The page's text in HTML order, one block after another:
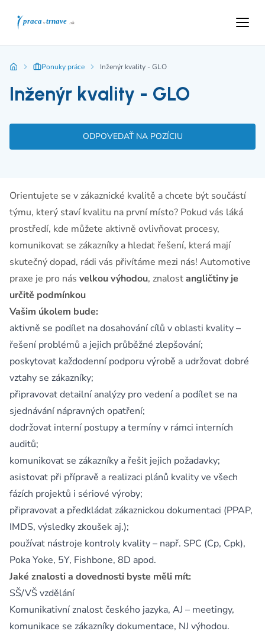
Ponuky práce Inženýr kvality - GLO
Inženýr kvality - GLO
ODPOVEDAŤ NA POZÍCIU
Orientujete se v zákaznické kvalitě a chcete být součástí
týmu, který staví kvalitu na první místo? Pokud vás láká
prostředí, kde můžete aktivně ovlivňovat procesy,
komunikovat se zákazníky a hledat řešení, která mají
skutečný dopad, rádi vás přivítáme mezi nás! Automotive
praxe je pro nás velkou výhodou, znalostangličtiny je
určitě podmínkou
Vašim úkolem bude:
aktivně se podílet na dosahování cílů v oblasti kvality –
řešení problémů a jejich průběžné zlepšování;
poskytovat každodenní podporu výrobě a udržovat dobré
vztahy se zákazníky;
připravovat detailní analýzy pro vedení a podílet se na
sjednávání nápravných opatření;
dodržovat interní postupy a termíny v rámci interních
auditů;
komunikovat se zákazníky a řešit jejich požadavky;
asistovat při přípravě a realizaci plánů kvality ve všech
fázích projektů i sériové výroby;
připravovat a předkládat zákaznickou dokumentaci (PPAP,
IMDS, výsledky zkoušek aj.);
používat nástroje kontroly kvality – např. SPC (Cp, Cpk),
Poka Yoke, 5Y, Fishbone, 8D apod.
Jaké znalosti a dovednosti byste měli mít:
SŠ/VŠ vzdělání
Komunikativní znalost českého jazyka, AJ – meetingy,
komunikace se zákazníky dokumentace, NJ výhodou.